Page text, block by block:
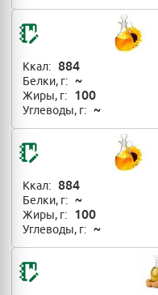
Ккал: 884
Белки, г: ~
Жиры, г: 100
Углеводы, г: ~
Ккал: 884
Белки, г: ~
Жиры, г: 100
Углеводы, г: ~